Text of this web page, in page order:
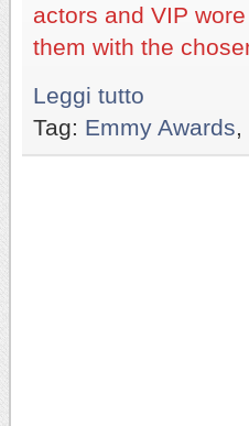
actors and VIP
them with the
Leggi tutto
Tag: Emmy Awards